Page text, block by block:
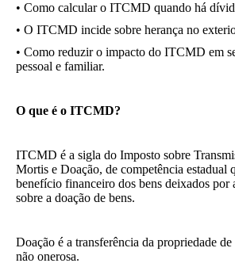
• Como calcular o ITCMD quando há
• O ITCMD incide sobre herança no
• Como reduzir o impacto do ITCMD em
pessoal e familiar.
O que é o ITCMD?
ITCMD é a sigla do Imposto sobre
Mortis e Doação, de competência estadual
benefício financeiro dos bens deixados por
sobre a doação de bens.
Doação é a transferência da propriedade de
não onerosa.